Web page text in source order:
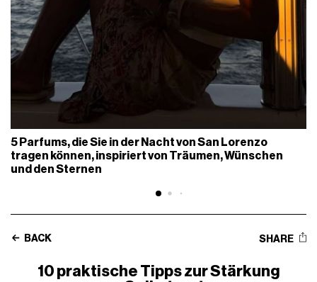
5 Parfums, die Sie in der Nacht von San Lorenzo
tragen können, inspiriert von Träumen, Wünschen
und den Sternen
BACK SHARE
10 praktische Tipps zur Stärkung